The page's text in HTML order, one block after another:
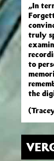
„In
truly
to
the